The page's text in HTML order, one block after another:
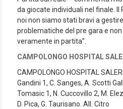
da giocate individuali nel finale.
noi non siamo stati bravi a
problematiche del pre gara e
veramente in partita”.
CAMPOLONGO HOSPITAL
CAMPOLONGO HOSPITAL
Gandini 1, C. Sanges, A. Scotti
Tomasic 1, N. Cuccovillo 2, M.
D. Pica, G. Taurisano. All. Citro